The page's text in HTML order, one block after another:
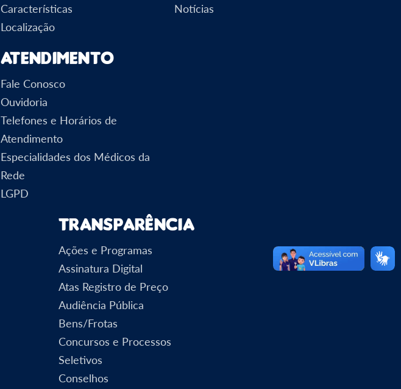
Características
Localização
Atendimento
Fale Conosco
Ouvidoria
Telefones e Horários de
Atendimento
Especialidades dos Médicos da
Rede
LGPD
Notícias
Transparência
Ações e Programas
Assinatura Digital
Atas Registro de Preço
Audiência Pública
Bens/Frotas
Concursos e Processos
Seletivos
Conselhos